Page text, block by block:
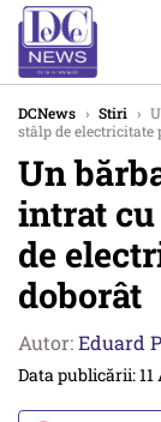
DCNews › Stiri ›
stâlp de electricitate
Un
intrat
de
doborât
Autor:Eduard
Data publicării: 11